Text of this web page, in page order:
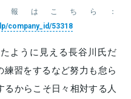
はこちら：
company_id/53318
ように見える長谷川氏だ
習をするなど努力も怠ら
るからこそ日々相対する人